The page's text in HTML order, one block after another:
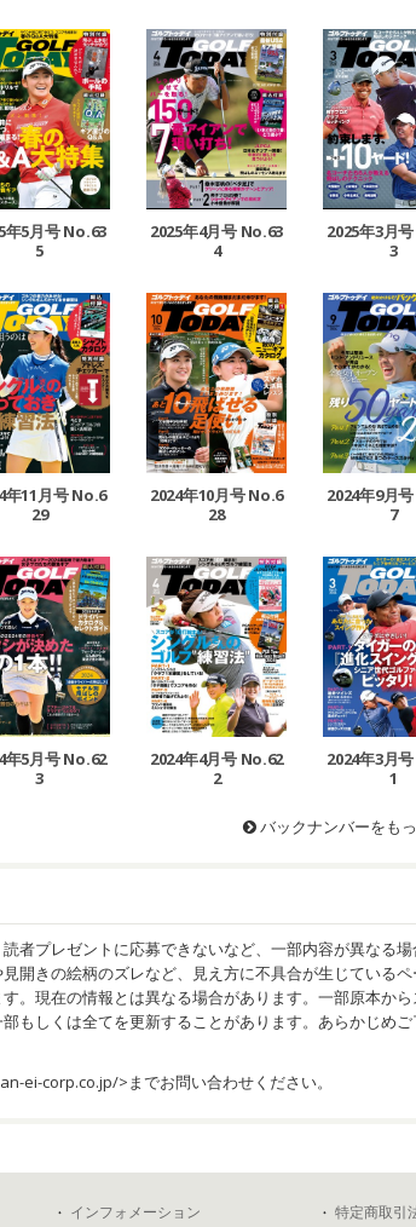
年5月号 No.63
5
2025年4月号 No.63
4
2025年3月
3
年11月号 No.6
29
2024年10月号 No.6
28
2024年9月
7
年5月号 No.62
3
2024年4月号 No.62
2
2024年3月
1
バックナンバーをも
者プレゼントに応募できないなど、一部内容が異なる場
開きの絵柄のズレなど、見え方に不具合が生じているペ
。現在の情報とは異なる場合があります。一部原本から
もしくは全てを更新することがあります。あらかじめご
ei-corp.co.jp/>までお問い合わせください。
インフォメーション
特定商取引